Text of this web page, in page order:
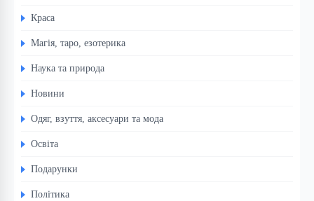
Краса
Магія, таро, езотерика
Наука та природа
Новини
Одяг, взуття, аксесуари та мода
Освіта
Подарунки
Політика